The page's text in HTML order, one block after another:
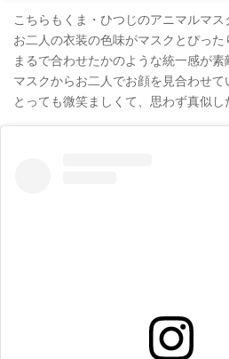
こちらもくま・ひつじのアニマルマス
お二人の衣装の色味がマスクとぴった
まるで合わせたかのような統一感が
マスクからお二人でお顔を見合わせて
とっても微笑ましくて、思わず真似し